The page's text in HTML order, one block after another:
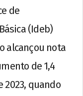
de
(Ideb)
alcançou nota
de 1,4
2023, quando